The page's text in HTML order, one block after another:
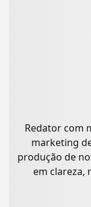
Redator com
marketing
produção de
em clareza,